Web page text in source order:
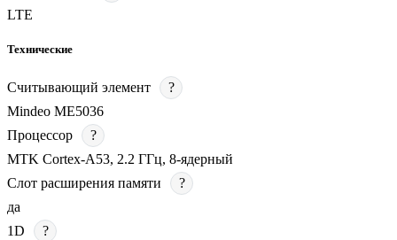
LTE
Технические
Считывающий элемент
?
Mindeo ME5036
Процессор
?
MTK Cortex-A53, 2.2 ГГц, 8-ядерный
Слот расширения памяти
?
да
1D
?